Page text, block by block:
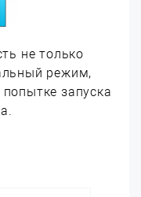
не только
режим,
запуска